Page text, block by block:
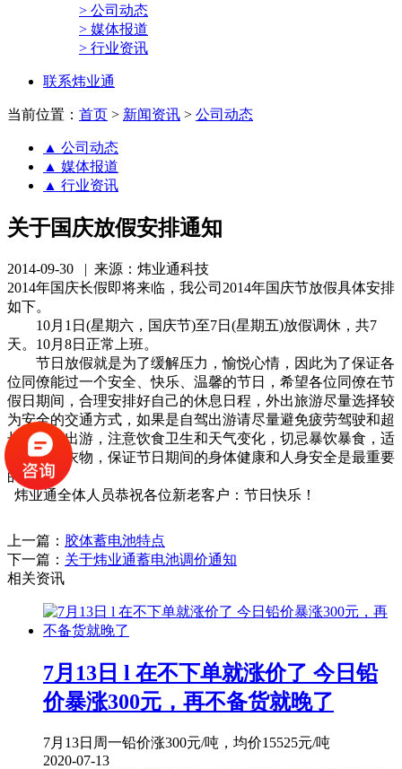
> 公司动态
> 媒体报道
> 行业资讯
联系炜业通
当前位置： 首页 > 新闻资讯 > 公司动态
▲ 公司动态
▲ 媒体报道
▲ 行业资讯
关于国庆放假安排通知
2014-09-30 | 来源：炜业通科技
2014年国庆长假即将来临，我公司2014年国庆节放假具体安排
如下。
10月1日(星期六，国庆节)至7日(星期五)放假调休，共7
天。10月8日正常上班。
节日放假就是为了缓解压力，愉悦心情，因此为了保证各
位同僚能过一个安全、快乐、温馨的节日，希望各位同僚在节
假日期间，合理安排好自己的休息日程，外出旅游尽量选择较
为安全的交通方式，如果是自驾出游请尽量避免疲劳驾驶和超
长途自驾出游，注意饮食卫生和天气变化，切忌暴饮暴食，适
时的增减衣物，保证节日期间的身体健康和人身安全是最重要
的!
炜业通全体人员恭祝各位新老客户：节日快乐！
上一篇： 胶体蓄电池特点
下一篇： 关于炜业通蓄电池调价通知
相关资讯
7月13日 l 在不下单就涨价了 今日铅
价暴涨300元，再不备货就晚了
7月13日周一铅价涨300元/吨，均价15525元/吨
2020-07-13